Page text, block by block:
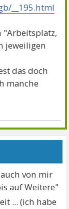
__195.html
"Arbeitsplatz,
jeweiligen
das doch
manche
von mir
auf Weitere"
... (ich habe